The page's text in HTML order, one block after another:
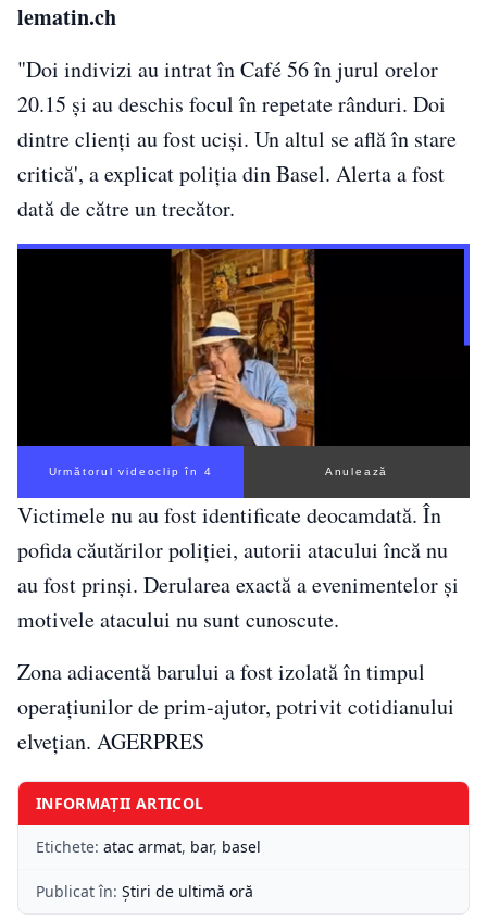
lematin.ch
"Doi indivizi au intrat în Café 56 în jurul orelor
20.15 şi au deschis focul în repetate rânduri. Doi
dintre clienţi au fost ucişi. Un altul se află în stare
critică', a explicat poliţia din Basel. Alerta a fost
dată de către un trecător.
Următorul videoclip în 3 Anulează
Victimele nu au fost identificate deocamdată. În
pofida căutărilor poliţiei, autorii atacului încă nu
au fost prinşi. Derularea exactă a evenimentelor şi
motivele atacului nu sunt cunoscute.
Zona adiacentă barului a fost izolată în timpul
operaţiunilor de prim-ajutor, potrivit cotidianului
elveţian. AGERPRES
INFORMAȚII ARTICOL
Etichete: atac armat, bar, basel
Publicat în: Știri de ultimă oră